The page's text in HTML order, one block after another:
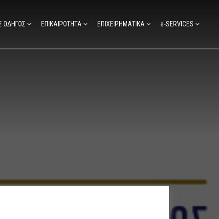
ΟΔΗΓΟΣ ΕΠΙΚΑΙΡΟΤΗΤΑ ΕΠΙΧΕΙΡΗΜΑΤΙΚΑ e-SERVICES